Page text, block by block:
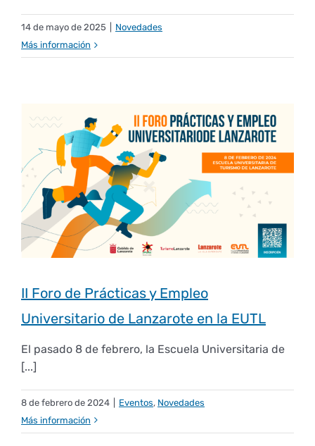
14 de mayo de 2025
Novedades
Más información
II Foro de Prácticas y Empleo
Universitario de Lanzarote en la EUTL
El pasado 8 de febrero, la Escuela Universitaria de
[...]
8 de febrero de 2024 Eventos, Novedades
Más información